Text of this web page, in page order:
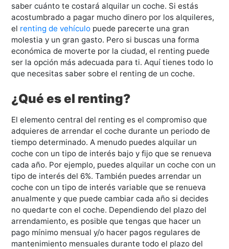
saber cuánto te costará alquilar un coche. Si estás
acostumbrado a pagar mucho dinero por los alquileres,
el renting de vehículo puede parecerte una gran
molestia y un gran gasto. Pero si buscas una forma
económica de moverte por la ciudad, el renting puede
ser la opción más adecuada para ti. Aquí tienes todo lo
que necesitas saber sobre el renting de un coche.
¿Qué es el renting?
El elemento central del renting es el compromiso que
adquieres de arrendar el coche durante un periodo de
tiempo determinado. A menudo puedes alquilar un
coche con un tipo de interés bajo y fijo que se renueva
cada año. Por ejemplo, puedes alquilar un coche con un
tipo de interés del 6%. También puedes arrendar un
coche con un tipo de interés variable que se renueva
anualmente y que puede cambiar cada año si decides
no quedarte con el coche. Dependiendo del plazo del
arrendamiento, es posible que tengas que hacer un
pago mínimo mensual y/o hacer pagos regulares de
mantenimiento mensuales durante todo el plazo del